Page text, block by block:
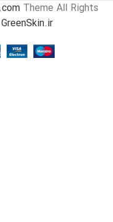
Theme All Rights
GreenSkin.ir